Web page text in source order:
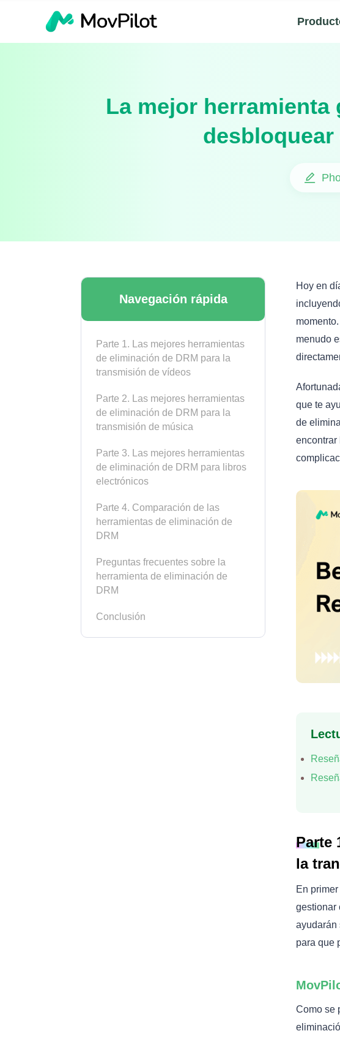
La mejor herramienta
Navegación rápida
Parte 1. Las mejores herramientas
de eliminación de DRM para la
transmisión de vídeos
Parte 2. Las mejores herramientas
de eliminación de DRM para la
transmisión de música
Parte 3. Las mejores herramientas
de eliminación de DRM para libros
electrónicos
Parte 4. Comparación de las
herramientas de eliminación de
DRM
Preguntas frecuentes sobre la
herramienta de eliminación de
DRM
Conclusión
Hoy en
menudo
que te
de
encontrar
Parte
la
En
gestionar
ayudarán
para que
Como se